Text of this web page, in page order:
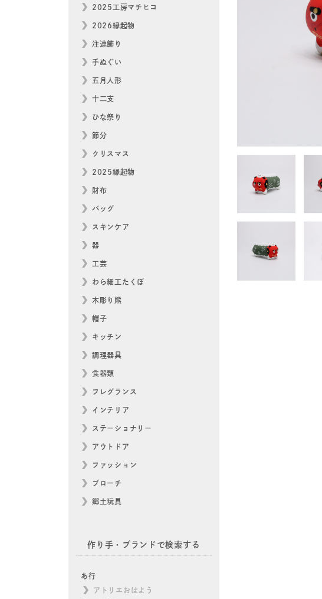
2025工房マチヒコ
2026縁起物
注連飾り
手ぬぐい
五月人形
十二支
ひな祭り
節分
クリスマス
2025縁起物
財布
バッグ
スキンケア
器
工芸
わら細工たくぼ
木彫り熊
帽子
キッチン
調理器具
食器類
フレグランス
インテリア
ステーショナリー
アウトドア
ファッション
ブローチ
郷土玩具
作り手・ブランドで検索する
あ行
アトリエおはよう